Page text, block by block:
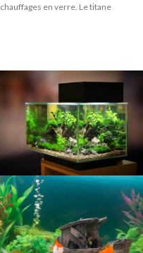
chauffages en verre. Le titane